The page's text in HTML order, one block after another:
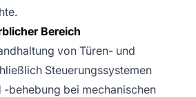
Bereich
von Türen- und
Steuerungssystemen
-behebung bei mechanischen